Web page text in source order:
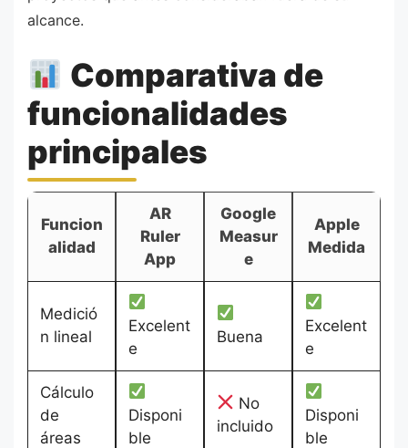
alcance.
Comparativa de
funcionalidades
principales
Funcion
alidad
AR
Ruler
App
Google
Measur
e
Apple
Medida
Medició
n lineal
Excelent
e
Buena
Excelent
e
Cálculo
de
áreas
Disponi
ble
No
incluido
Disponi
ble